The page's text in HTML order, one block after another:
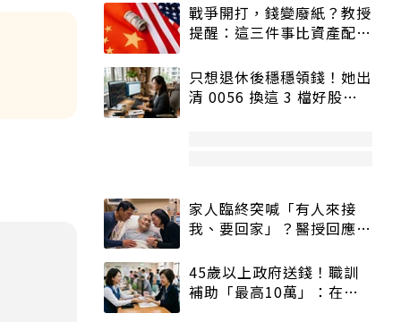
戰爭開打，錢變廢紙？教授
提醒：這三件事比資產配置
只想退休後穩穩領錢！她出
清 0056 換這 3 檔好股：
家人臨終突喊「有人來接
我、要回家」？醫授回應方
45歲以上政府送錢！職訓
補助「最高10萬」：在